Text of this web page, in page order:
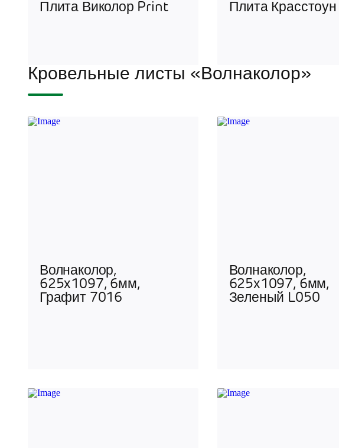
Плита Виколор Print Плита Красстоун
Кровельные листы «Волнаколор»
Волнаколор,
625х1097, 6мм,
Графит 7016
Волнаколор,
625х1097, 6мм,
Зеленый L050